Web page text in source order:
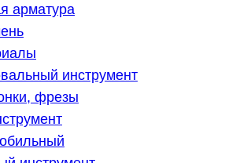
арматура
инструмент
фрезы